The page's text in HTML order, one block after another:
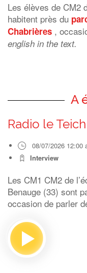
Les élèves de CM2
habitent près du
Chabrières ,
english in the text.
A
Radio le Teich
08/07/2026 12:00
Interview
Les CM1 CM2 de
Benauge (33) sont
occasion de parler